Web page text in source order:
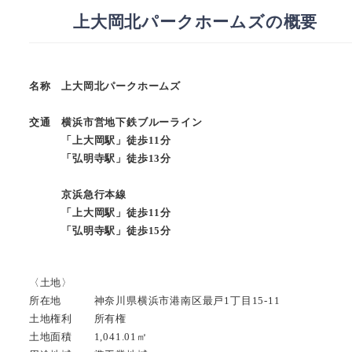
上大岡北パークホームズの概要
名称 上大岡北パークホームズ
交通 横浜市営地下鉄ブルーライン
「上大岡駅」徒歩11分
「弘明寺駅」徒歩13分
京浜急行本線
「上大岡駅」徒歩11分
「弘明寺駅」徒歩15分
〈土地〉
所在地 神奈川県横浜市港南区最戸1丁目15-11
土地権利 所有権
土地面積 1,041.01㎡